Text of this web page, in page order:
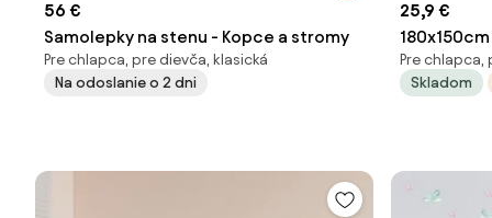
56 €
Samolepky na stenu - Kopce a stromy
Pre chlapca, pre dievča, klasická
Na odoslanie o 2 dni
25,9 €
textilná
72x60cm
Pre chlapca,
Skladom